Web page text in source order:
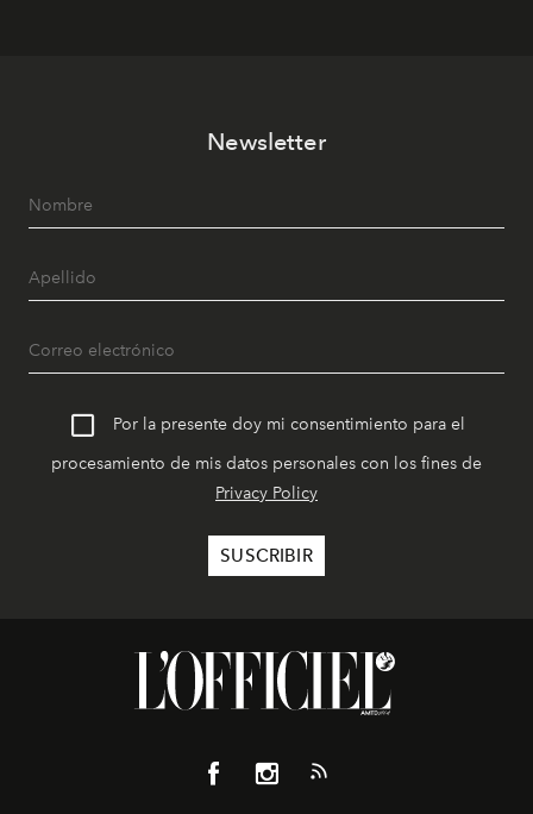
Newsletter
Por la presente doy mi consentimiento para el
procesamiento de mis datos personales con los fines de
Privacy Policy